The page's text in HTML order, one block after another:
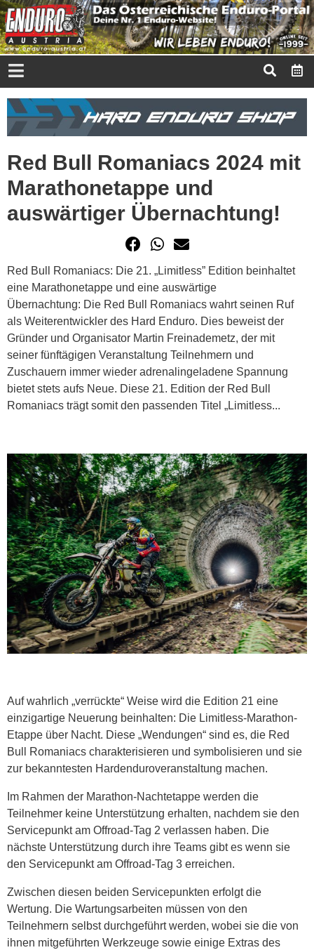
Red Bull Romaniacs 2024 mit
Marathonetappe und
auswärtiger Übernachtung!
Red Bull Romaniacs: Die 21. „Limitless” Edition beinhaltet
eine Marathonetappe und eine auswärtige
Übernachtung: Die Red Bull Romaniacs wahrt seinen Ruf
als Weiterentwickler des Hard Enduro. Dies beweist der
Gründer und Organisator Martin Freinademetz, der mit
seiner fünftägigen Veranstaltung Teilnehmern und
Zuschauern immer wieder adrenalingeladene Spannung
bietet stets aufs Neue. Diese 21. Edition der Red Bull
Romaniacs trägt somit den passenden Titel „Limitless...
Auf wahrlich „verrückte“ Weise wird die Edition 21 eine
einzigartige Neuerung beinhalten: Die Limitless-Marathon-
Etappe über Nacht. Diese „Wendungen“ sind es, die Red
Bull Romaniacs charakterisieren und symbolisieren und sie
zur bekanntesten Hardenduroveranstaltung machen.
Im Rahmen der Marathon-Nachtetappe werden die
Teilnehmer keine Unterstützung erhalten, nachdem sie den
Servicepunkt am Offroad-Tag 2 verlassen haben. Die
nächste Unterstützung durch ihre Teams gibt es wenn sie
den Servicepunkt am Offroad-Tag 3 erreichen.
Zwischen diesen beiden Servicepunkten erfolgt die
Wertung. Die Wartungsarbeiten müssen von den
Teilnehmern selbst durchgeführt werden, wobei sie die von
ihnen mitgeführten Werkzeuge sowie einige Extras des